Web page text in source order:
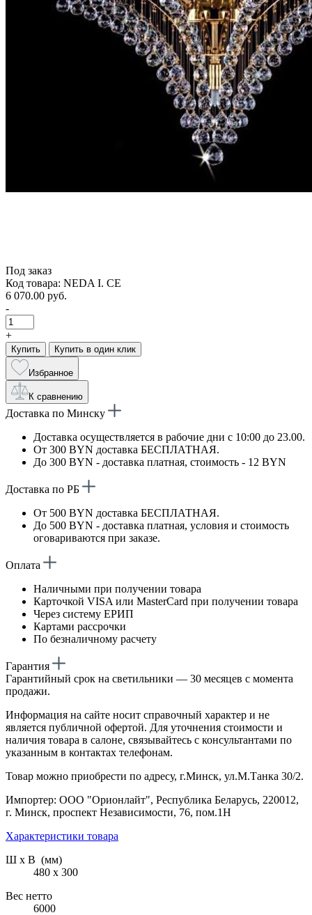
Под заказ
Код товара: NEDA I. CE
6 070.00 руб.
-
+
Купить Купить в один клик
Избранное
К сравнению
Доставка по Минску
Доставка осуществляется в рабочие дни с 10:00 до 23.00.
От 300 BYN доставка БЕСПЛАТНАЯ.
До 300 BYN - доставка платная, стоимость - 12 BYN
Доставка по РБ
От 500 BYN доставка БЕСПЛАТНАЯ.
До 500 BYN - доставка платная, условия и стоимость
оговариваются при заказе.
Оплата
Наличными при получении товара
Карточкой VISA или MasterCard при получении товара
Через систему ЕРИП
Картами рассрочки
По безналичному расчету
Гарантия
Гарантийный срок на светильники — 30 месяцев с момента
продажи.
Информация на сайте носит справочный характер и не
является публичной офертой. Для уточнения стоимости и
наличия товара в салоне, связывайтесь с консультантами по
указанным в контактах телефонам.
Товар можно приобрести по адресу, г.Минск, ул.М.Танка 30/2.
Импортер: ООО "Орионлайт", Республика Беларусь, 220012,
г. Минск, проспект Независимости, 76, пом.1Н
Характеристики товара
Ш х В (мм)
480 х 300
Вес нетто
6000